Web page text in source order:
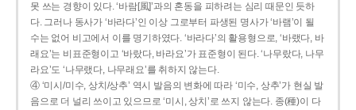
못 쓰는 경향이 있다. ‘바람[風]’과의 혼동을 피하려는 심리 때문인 듯하
다. 그러나 동사가 ‘바라다’인 이상 그로부터 파생된 명사가 ‘바램’이 될
수는 없어 비고에서 이를 명기하였다. ‘바라다’의 활용형으로, ‘바랬다, 바
래요’는 비표준형이고 ‘바랐다, 바라요’가 표준형이 된다. ‘나무랐다, 나무
라요’도 ‘나무랬다, 나무래요’를 취하지 않는다.
④ ‘미시/미수, 상치/상추’ 역시 발음의 변화에 따라 ‘미수, 상추’가 현실 발
음으로 더 널리 쓰이고 있으므로 ‘미시, 상치’로 쓰지 않는다. 종(種)이 다